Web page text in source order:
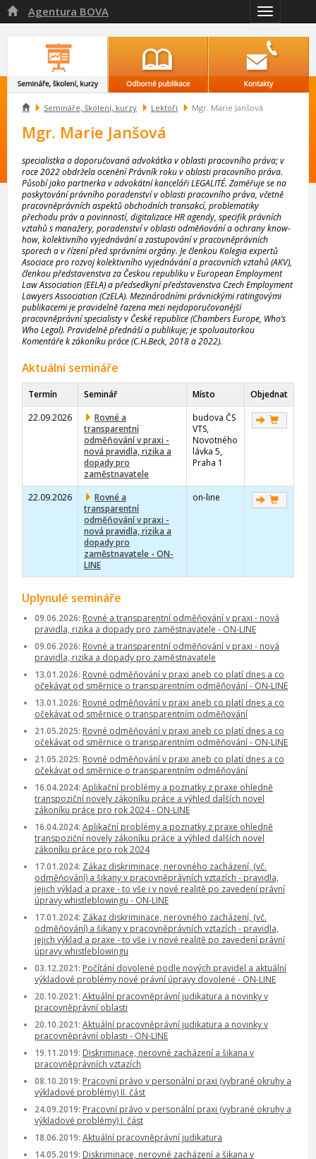
Přepnout
navigaci
 Agentura BOVA
 Semináře, školení, kurzy Lektoři Mgr. Marie Janšová
Mgr. Marie Janšová
specialistka a doporučovaná advokátka v oblasti pracovního práva; v
roce 2022 obdržela ocenění Právník roku v oblasti pracovního práva.
Působí jako partnerka v advokátní kanceláři LEGALITÉ. Zaměřuje se na
poskytování právního poradenství v oblasti pracovního práva, včetně
pracovněprávních aspektů obchodních transakcí, problematiky
přechodu práv a povinností, digitalizace HR agendy, specifik právních
vztahů s manažery, poradenství v oblasti odměňování a ochrany know-
how, kolektivního vyjednávání a zastupování v pracovněprávních
sporech a v řízení před správními orgány. Je členkou Kolegia expertů
Asociace pro rozvoj kolektivního vyjednávání a pracovních vztahů (AKV),
členkou představenstva za Českou republiku v European Employment
Law Association (EELA) a předsedkyní představenstva Czech Employment
Lawyers Association (CzELA). Mezinárodními právnickými ratingovými
publikacemi je pravidelně řazena mezi nejdoporučovanější
pracovněprávní specialisty v České republice (Chambers Europe, Who’s
Who Legal). Pravidelně přednáší a publikuje; je spoluautorkou
Komentáře k zákoníku práce (C.H.Beck, 2018 a 2022).
Aktuální semináře
Termín Seminář Místo
Objednat
22.09.2026
Rovné a
transparentní
odměňování v praxi -
nová pravidla, rizika a
dopady pro
zaměstnavatele
budova ČS
VTS,
Novotného
lávka 5,
Praha 1
22.09.2026
Rovné a
transparentní
odměňování v praxi -
nová pravidla, rizika a
dopady pro
zaměstnavatele - ON-
LINE
on-line
Uplynulé semináře
09.06.2026: Rovné a transparentní odměňování v praxi - nová
pravidla, rizika a dopady pro zaměstnavatele - ON-LINE
09.06.2026: Rovné a transparentní odměňování v praxi - nová
pravidla, rizika a dopady pro zaměstnavatele
13.01.2026: Rovné odměňování v praxi aneb co platí dnes a co
očekávat od směrnice o transparentním odměňování - ON-LINE
13.01.2026: Rovné odměňování v praxi aneb co platí dnes a co
očekávat od směrnice o transparentním odměňování
21.05.2025: Rovné odměňování v praxi aneb co platí dnes a co
očekávat od směrnice o transparentním odměňování - ON-LINE
21.05.2025: Rovné odměňování v praxi aneb co platí dnes a co
očekávat od směrnice o transparentním odměňování
16.04.2024: Aplikační problémy a poznatky z praxe ohledně
transpoziční novely zákoníku práce a výhled dalších novel
zákoníku práce pro rok 2024 - ON-LINE
16.04.2024: Aplikační problémy a poznatky z praxe ohledně
transpoziční novely zákoníku práce a výhled dalších novel
zákoníku práce pro rok 2024
17.01.2024: Zákaz diskriminace, nerovného zacházení, (vč.
odměňování) a šikany v pracovněprávních vztazích - pravidla,
jejich výklad a praxe - to vše i v nové realitě po zavedení právní
úpravy whistleblowingu - ON-LINE
17.01.2024: Zákaz diskriminace, nerovného zacházení, (vč.
odměňování) a šikany v pracovněprávních vztazích - pravidla,
jejich výklad a praxe - to vše i v nové realitě po zavedení právní
úpravy whistleblowingu
03.12.2021: Počítání dovolené podle nových pravidel a aktuální
výkladové problémy nové právní úpravy dovolené - ON-LINE
20.10.2021: Aktuální pracovněprávní judikatura a novinky v
pracovněprávní oblasti
20.10.2021: Aktuální pracovněprávní judikatura a novinky v
pracovněprávní oblasti - ON-LINE
19.11.2019: Diskriminace, nerovné zacházení a šikana v
pracovněprávních vztazích
08.10.2019: Pracovní právo v personální praxi (vybrané okruhy a
výkladové problémy) II. část
24.09.2019: Pracovní právo v personální praxi (vybrané okruhy a
výkladové problémy) I. část
18.06.2019: Aktuální pracovněprávní judikatura
14.05.2019: Diskriminace, nerovné zacházení a šikana v